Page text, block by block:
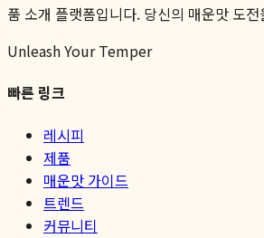
품 소개 플랫폼입니다. 당신의 매운맛 도
Unleash Your Temper
빠른 링크
레시피
제품
매운맛 가이드
트렌드
커뮤니티